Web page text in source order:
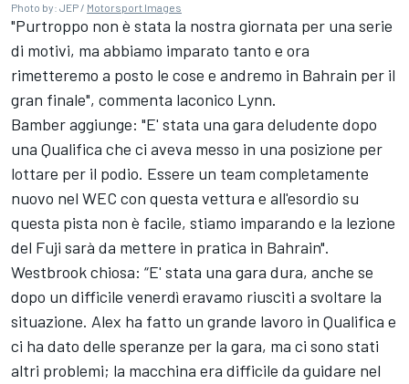
Photo by: JEP / Motorsport Images
"Purtroppo non è stata la nostra giornata per una serie
di motivi, ma abbiamo imparato tanto e ora
rimetteremo a posto le cose e andremo in Bahrain per il
gran finale", commenta laconico Lynn.
Bamber aggiunge: "E' stata una gara deludente dopo
una Qualifica che ci aveva messo in una posizione per
lottare per il podio. Essere un team completamente
nuovo nel WEC con questa vettura e all'esordio su
questa pista non è facile, stiamo imparando e la lezione
del Fuji sarà da mettere in pratica in Bahrain".
Westbrook chiosa: “E' stata una gara dura, anche se
dopo un difficile venerdì eravamo riusciti a svoltare la
situazione. Alex ha fatto un grande lavoro in Qualifica e
ci ha dato delle speranze per la gara, ma ci sono stati
altri problemi; la macchina era difficile da guidare nel